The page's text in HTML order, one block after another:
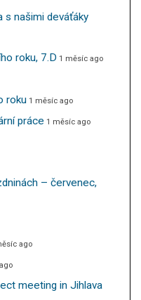
s našimi deváťáky
roku, 7.D 1 měsíc ago
roku 1 měsíc ago
práce 1 měsíc ago
– červenec,
ago
meeting in Jihlava